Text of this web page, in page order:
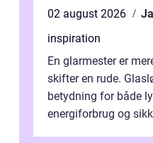
02 august 2026
inspiration
En glarmester er
skifter en rude.
betydning for både
energiforbrug og